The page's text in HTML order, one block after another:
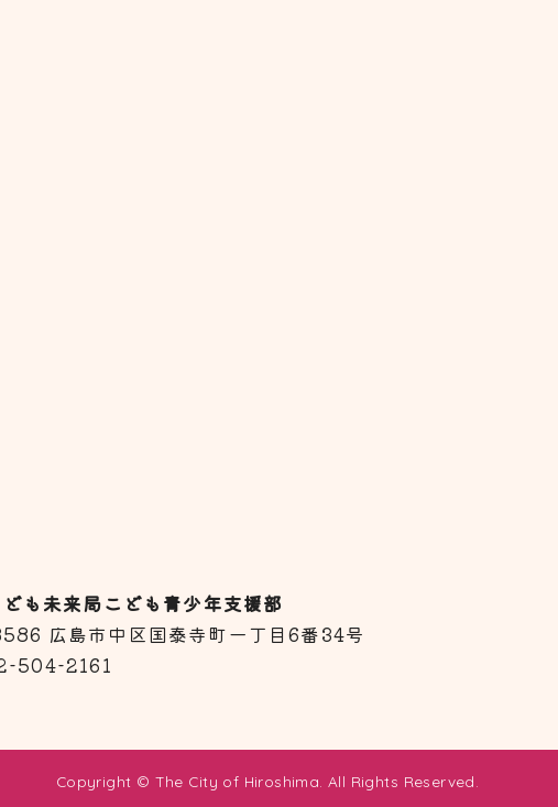
も未来局こども青少年支援部
広島市中区国泰寺町一丁目6番34号
504-2161
Copyright © The City of Hiroshima. All Rights Reserved.